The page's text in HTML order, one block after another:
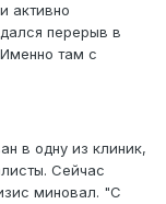
активно
перерыв в
там с
в одну из клиник,
Сейчас
миновал. "С